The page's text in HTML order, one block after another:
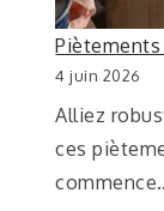
4 juin 2026
Alliez
ces